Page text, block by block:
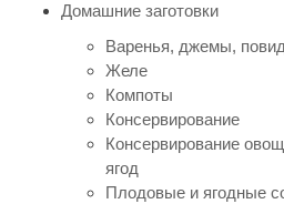
Домашние заготовки
Варенья, джемы,
Желе
Компоты
Консервирование
Консервирование
ягод
Плодовые и ягодные